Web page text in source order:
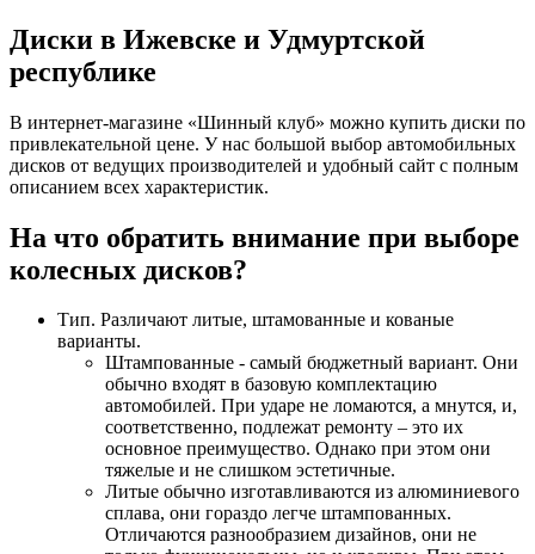
Диски в Ижевске и Удмуртской
республике
В интернет-магазине «Шинный клуб» можно купить диски по
привлекательной цене. У нас большой выбор автомобильных
дисков от ведущих производителей и удобный сайт с полным
описанием всех характеристик.
На что обратить внимание при выборе
колесных дисков?
Тип. Различают литые, штамованные и кованые
варианты.
Штампованные - самый бюджетный вариант. Они
обычно входят в базовую комплектацию
автомобилей. При ударе не ломаются, а мнутся, и,
соответственно, подлежат ремонту – это их
основное преимущество. Однако при этом они
тяжелые и не слишком эстетичные.
Литые обычно изготавливаются из алюминиевого
сплава, они гораздо легче штампованных.
Отличаются разнообразием дизайнов, они не